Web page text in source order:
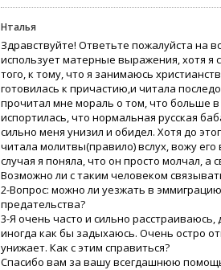
Нталья
Здравствуйте! Ответьте пожалуйста на
использует матерные выражения, хотя я
того, к тому, что я занимаюсь
готовилась к причастию,и читала
прочитал мне мораль о том, что больше в
испортилась, что нормальная русская
сильно меня унизил и обидел. Хотя до
читала молитвы(правило) вслух, вожу
случая я поняла, что он просто молчал, а
Возможно ли с таким человеком
2-Вопрос: можно ли уезжать в
предательства?
3-Я очень часто и сильно
иногда как бы задыхаюсь. Очень остро
унижает. Как с этим справиться?
Спасибо вам за вашу всегдашнюю